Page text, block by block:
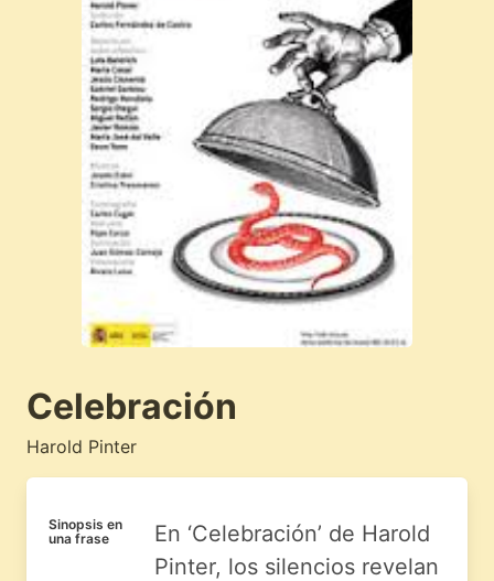
Celebración
Harold Pinter
Sinopsis en
una frase
En ‘Celebración’ de Harold
Pinter, los silencios revelan